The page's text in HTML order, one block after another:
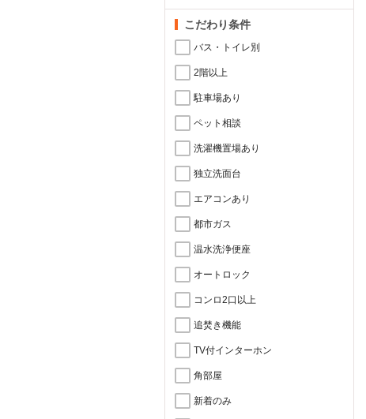
こだわり条件
バス・トイレ別
2階以上
駐車場あり
ペット相談
洗濯機置場あり
独立洗面台
エアコンあり
都市ガス
温水洗浄便座
オートロック
コンロ2口以上
追焚き機能
TV付インターホン
角部屋
新着のみ